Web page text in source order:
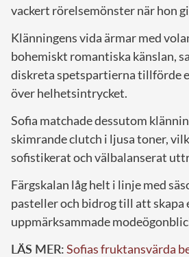
vackert rörelsemönster när hon
Klänningens vida ärmar med
bohemiskt romantiska känslan,
diskreta spetspartierna tillförde
över helhetsintrycket.
Sofia matchade dessutom
skimrande clutch i ljusa toner,
sofistikerat och välbalanserat
Färgskalan låg helt i linje med
pasteller och bidrog till att skapa
uppmärksammade
LÄS MER:Sofias fruktansvärda